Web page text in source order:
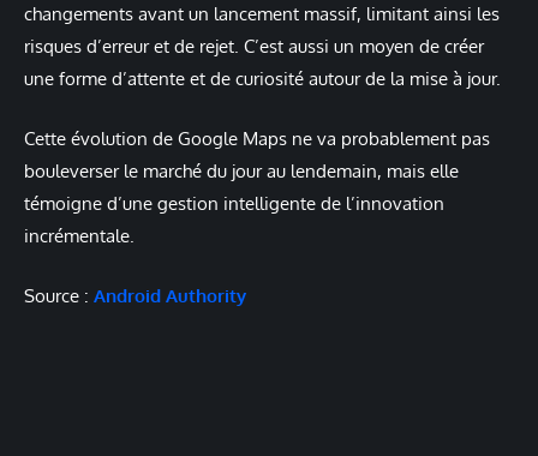
changements avant un lancement massif, limitant ainsi les
risques d’erreur et de rejet. C’est aussi un moyen de créer
une forme d’attente et de curiosité autour de la mise à jour.
Cette évolution de Google Maps ne va probablement pas
bouleverser le marché du jour au lendemain, mais elle
témoigne d’une gestion intelligente de l’innovation
incrémentale.
Source : Android Authority